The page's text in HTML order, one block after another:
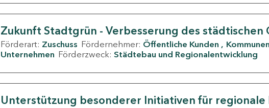
Zukunft Stadtgrün - Verbesserung des städtischen
Förderart: Zuschuss Fördernehmer: Öffentliche Kunden Kommunen
Unternehmen Förderzweck: Städtebau und Regionalentwicklung
Unterstützung besonderer Initiativen für regionale